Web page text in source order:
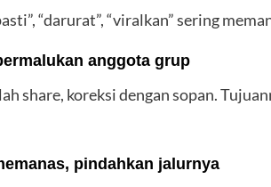
“darurat”, “viralkan” sering
anggota grup
share, koreksi dengan sopan.
pindahkan jalurnya